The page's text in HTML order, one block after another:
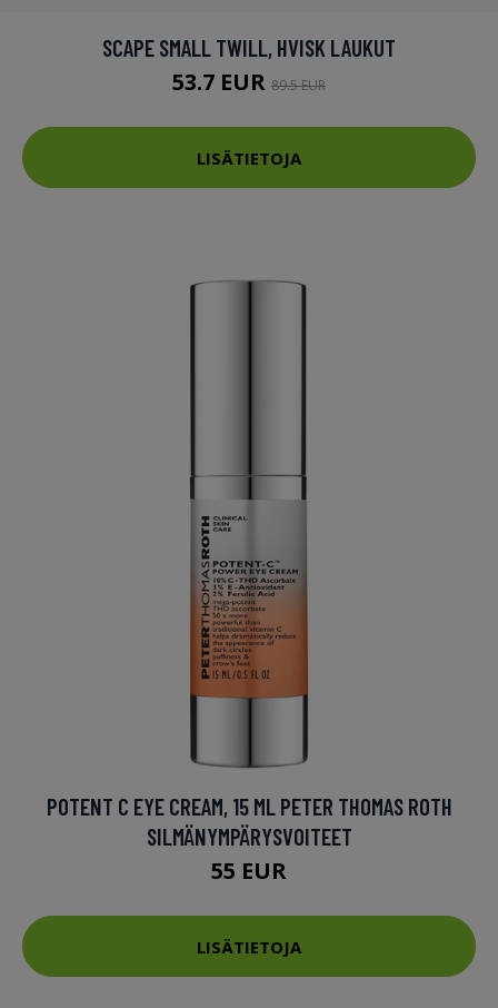
SCAPE SMALL TWILL, HVISK LAUKUT
53.7 EUR 89.5 EUR
LISÄTIETOJA
POTENT C EYE CREAM, 15 ML PETER THOMAS ROTH
SILMÄNYMPÄRYSVOITEET
55 EUR
LISÄTIETOJA